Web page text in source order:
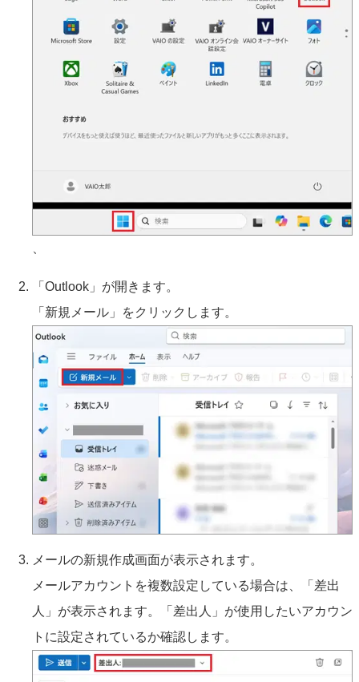
「Outlook」が開きます。
「新規メール」をクリックします。
メールの新規作成画面が表示されます。
メールアカウントを複数設定している場合は、「差出
人」が表示されます。「差出人」が使用したいアカウン
トに設定されているか確認します。